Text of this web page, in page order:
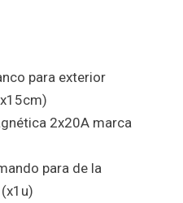
para exterior
2x20A marca
para de la